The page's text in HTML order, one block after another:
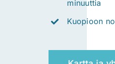
minuuttia
Kuopioon